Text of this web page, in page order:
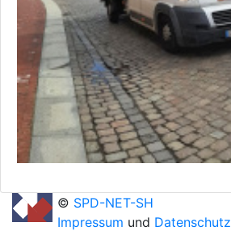
© SPD-NET-SH
Impressum und Datenschutz